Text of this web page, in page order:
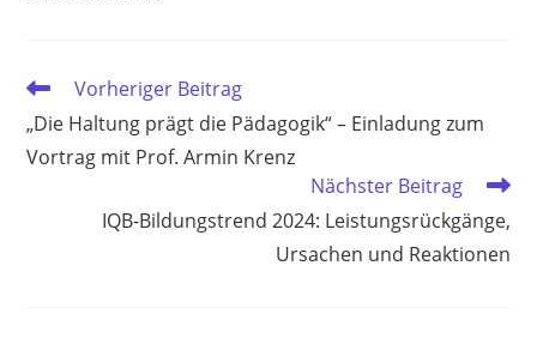
Weitere
ansehen
Vorheriger Beitrag
„Die Haltung prägt die Pädagogik“ – Einladung zum
Vortrag mit Prof. Armin Krenz
Nächster Beitrag
IQB-Bildungstrend 2024: Leistungsrückgänge,
Ursachen und Reaktionen